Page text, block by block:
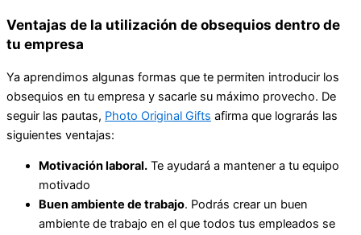
Ventajas de la utilización de obsequios dentro de
tu empresa
Ya aprendimos algunas formas que te permiten introducir los
obsequios en tu empresa y sacarle su máximo provecho. De
seguir las pautas, Photo Original Gifts afirma que lograrás las
siguientes ventajas:
Motivación laboral. Te ayudará a mantener a tu equipo
motivado
Buen ambiente de trabajo. Podrás crear un buen
ambiente de trabajo en el que todos tus empleados se